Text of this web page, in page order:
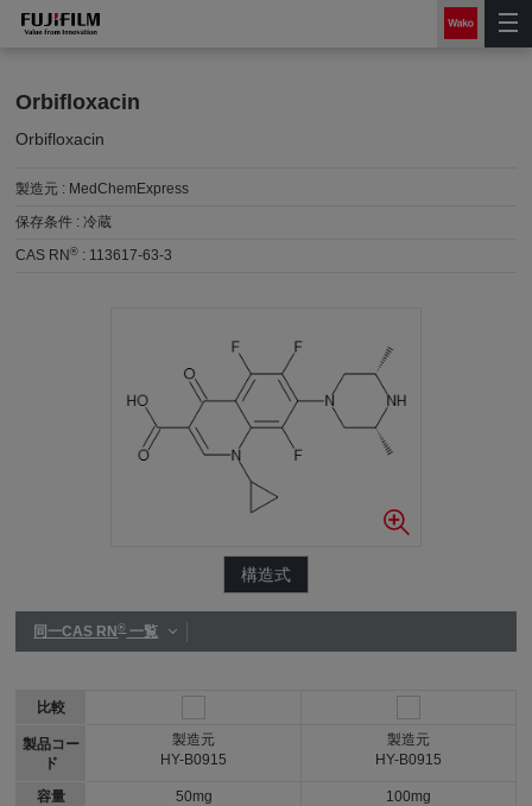
Orbifloxacin
Orbifloxacin
製造元 : MedChemExpress
保存条件 :冷蔵
CAS RN® : 113617-63-3
構造式
同一CAS RN®一覧
比較
製品コー
ド
容量
製造元
HY-B0915
50mg
製造元
HY-B0915
100mg